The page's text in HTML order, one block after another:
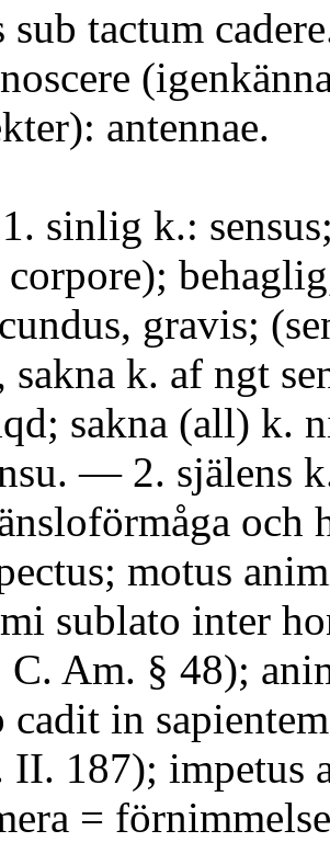
sub tactum
antennae.
1. sinlig k.:
corpore);
gravis;
sakna k. af ngt
sakna (all) k.
— 2. själens
och
motus
sublato inter
C. Am. § 48);
cadit in
II. 187); impetus
=